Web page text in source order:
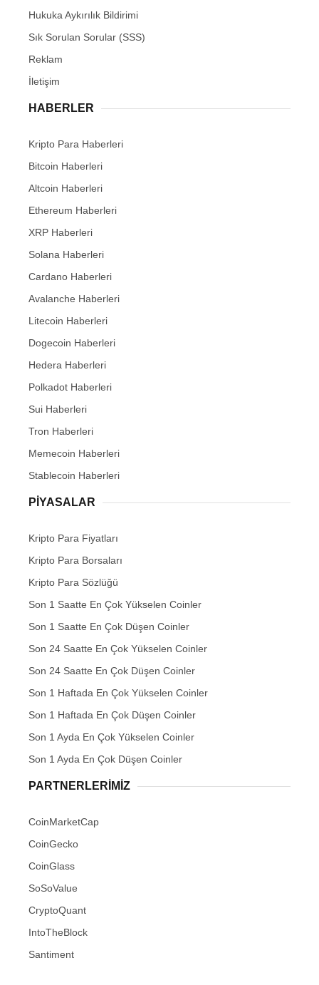
Hukuka Aykırılık Bildirimi
Sık Sorulan Sorular (SSS)
Reklam
İletişim
HABERLER
Kripto Para Haberleri
Bitcoin Haberleri
Altcoin Haberleri
Ethereum Haberleri
XRP Haberleri
Solana Haberleri
Cardano Haberleri
Avalanche Haberleri
Litecoin Haberleri
Dogecoin Haberleri
Hedera Haberleri
Polkadot Haberleri
Sui Haberleri
Tron Haberleri
Memecoin Haberleri
Stablecoin Haberleri
PIYASALAR
Kripto Para Fiyatları
Kripto Para Borsaları
Kripto Para Sözlüğü
Son 1 Saatte En Çok Yükselen Coinler
Son 1 Saatte En Çok Düşen Coinler
Son 24 Saatte En Çok Yükselen Coinler
Son 24 Saatte En Çok Düşen Coinler
Son 1 Haftada En Çok Yükselen Coinler
Son 1 Haftada En Çok Düşen Coinler
Son 1 Ayda En Çok Yükselen Coinler
Son 1 Ayda En Çok Düşen Coinler
PARTNERLERIMIZ
CoinMarketCap
CoinGecko
CoinGlass
SoSoValue
CryptoQuant
IntoTheBlock
Santiment